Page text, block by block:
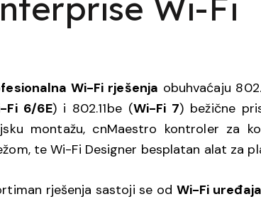
Wi-Fi rješenja obuhvaćaju
Fi 6/6E) i 802.11be (Wi-Fi 7) bežične
montažu, cnMaestro kontroler za
te Wi-Fi Designer besplatan alat za
rješenja sastoji se od Wi-Fi